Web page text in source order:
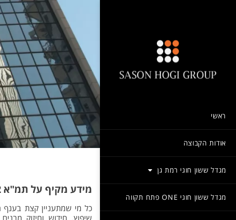
ראשי
אודות הקבוצה
מגדל ששון חוגי רמת גן
מגדל ששון חוגי ONE פתח תקווה
מידע מקיף על תמ"א 38/2 הידועה גם כפינוי בינוי